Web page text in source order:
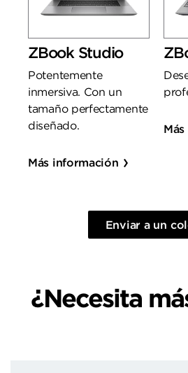
ZBook Studio
Potentemente
inmersiva. Con un
tamaño perfectamente
diseñado.
Más información
Enviar a un
¿Necesita